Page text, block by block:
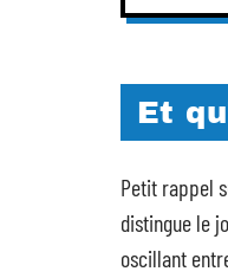
Et
Petit rappel
distingue le
oscillant